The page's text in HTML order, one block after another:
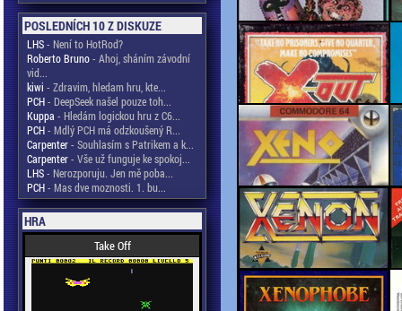
POSLEDNÍCH 10 Z DISKUZE
LHS- Není to HotRod?
Roberto Bruno- Ahoj, sháním závodní
vid...
kiwi - Zdravim, hledam hru, kte...
PCH- DeepSeek našel pouze toh...
Kuppa - Hledám logickou hru z C6...
PCH- Mdlý PCH má odzkoušený R...
Carpenter- Souhlasím s Patrikem a k...
Carpenter- Vše už funguje ke spokoj...
LHS- Nerozporuju. Jen mě poba...
PCH- Mas dve moznosti. 1. bu...
HRA
Take Off